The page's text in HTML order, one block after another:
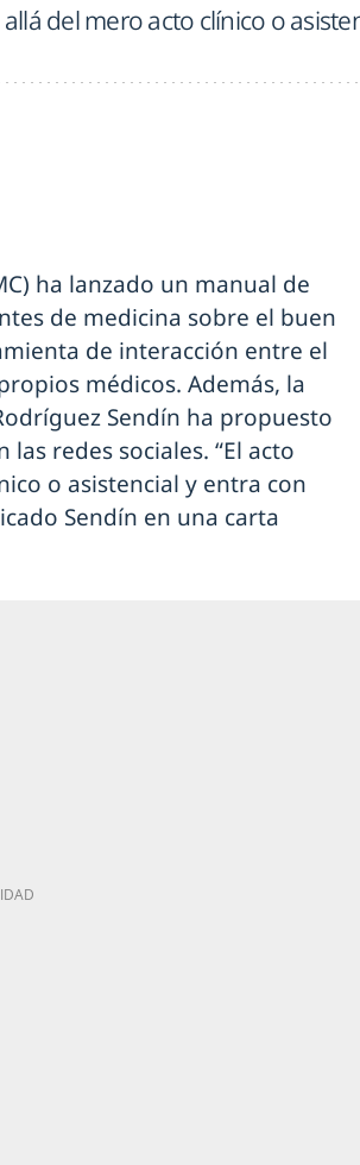
del mero acto clínico o
ha lanzado un manual de
de medicina sobre el buen
de interacción entre el
médicos. Además, la
Sendín ha propuesto
redes sociales. “El acto
o asistencial y entra con
Sendín en una carta